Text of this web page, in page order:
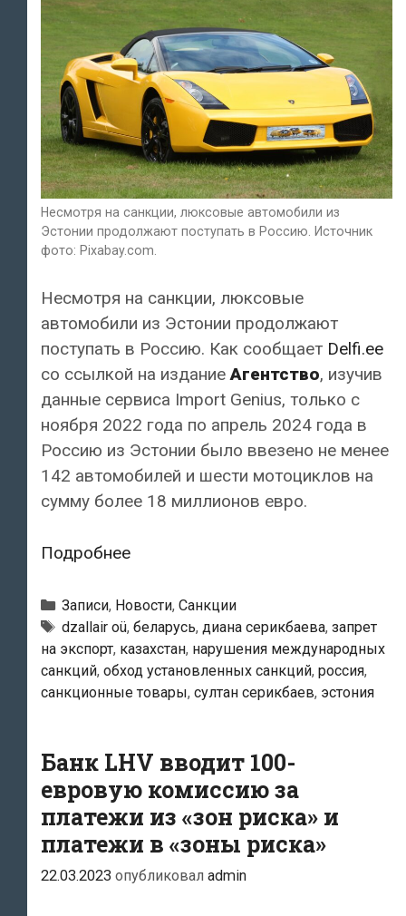
Несмотря на санкции, люксовые автомобили из
Эстонии продолжают поступать в Россию. Источник
фото: Pixabay.com.
Несмотря на санкции, люксовые
автомобили из Эстонии продолжают
поступать в Россию. Как сообщает Delfi.ee
со ссылкой на изданиеАгентство, изучив
данные сервиса Import Genius, только с
ноября 2022 года по апрель 2024 года в
Россию из Эстонии было ввезено не менее
142 автомобилей и шести мотоциклов на
сумму более 18 миллионов евро.
ПодробнееАгентство:
на
санкции,
люксовые
автомобили
из
продолжают
поступать
Россию
Рубрики
Записи, Новости, Санкции
Тэги
dzallair oü, беларусь, диана серикбаева, запрет
на экспорт, казахстан, нарушения международных
санкций, обход установленных санкций, россия,
санкционные товары, султан серикбаев, эстония
Банк LHV вводит 100-
евровую комиссию за
платежи из «зон риска» и
платежи в «зоны риска»
22.03.2023 опубликовал admin